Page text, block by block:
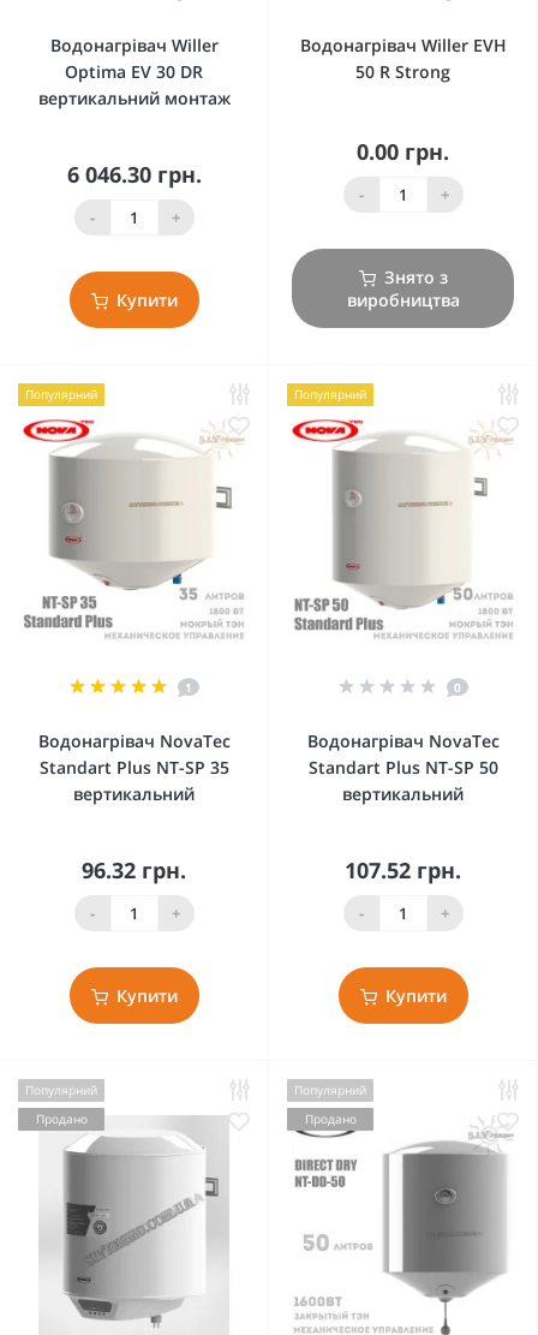
Водонагрівач Willer
Optima EV 30 DR
вертикальний монтаж
6 046.30 грн.
- +
Купити
Водонагрівач Willer EVH
50 R Strong
0.00 грн.
- +
Знято з
виробництва
Популярний
1
Водонагрівач NovaTec
Standart Plus NT-SP 35
вертикальний
96.32 грн.
- +
Купити
Популярний
0
Водонагрівач NovaTec
Standart Plus NT-SP 50
вертикальний
107.52 грн.
- +
Купити
Популярний
Продано
Популярний
Продано